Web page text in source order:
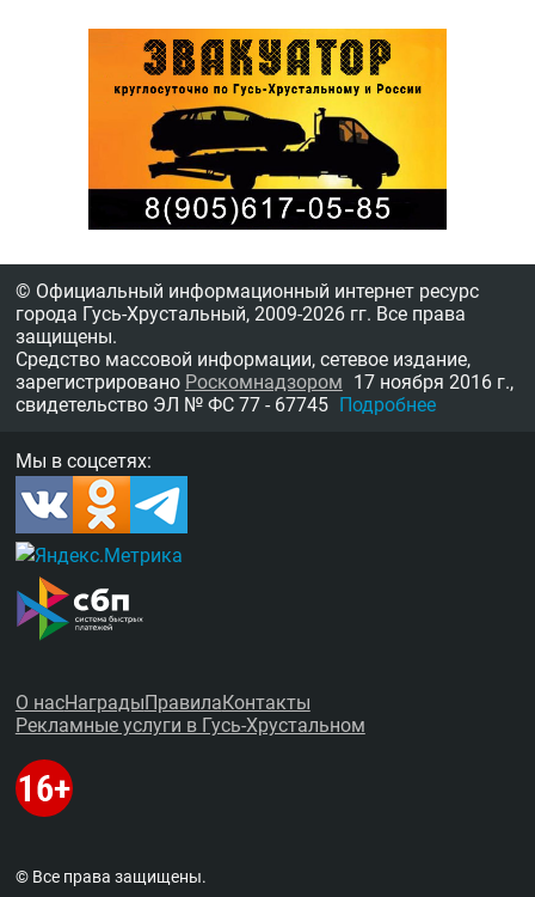
© Официальный информационный интернет ресурс
города Гусь-Хрустальный, 2009-2026 гг. Все права
защищены.
Средство массовой информации, сетевое издание,
зарегистрировано Роскомнадзором 17 ноября 2016 г.,
свидетельство ЭЛ № ФС 77 - 67745 Подробнее
Мы в соцсетях:
О насНаградыПравилаКонтакты
Рекламные услуги в Гусь-Хрустальном
© Все права защищены.